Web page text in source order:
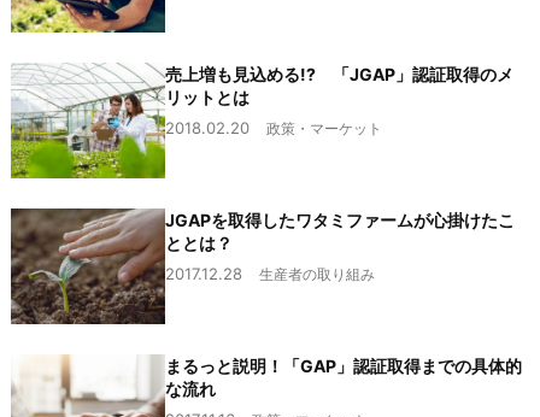
売上増も見込める!? 「JGAP」認証取得のメ
リットとは
2018.02.20 政策・マーケット
JGAPを取得したワタミファームが心掛けたこ
ととは？
2017.12.28 生産者の取り組み
まるっと説明！「GAP」認証取得までの具体的
な流れ